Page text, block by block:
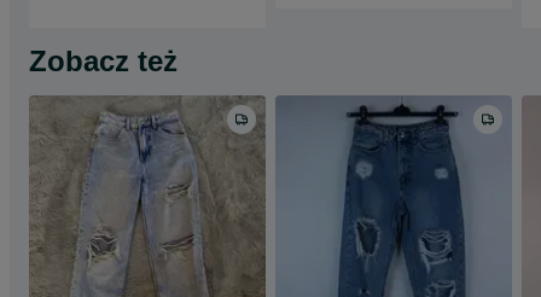
Zobacz też